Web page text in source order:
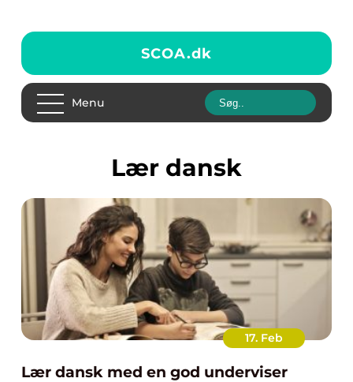
SCOA.dk
Menu
lær dansk
17. Feb
Lær dansk med en god underviser